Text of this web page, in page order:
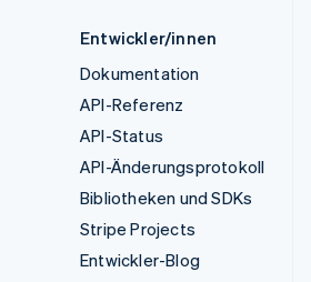
Entwickler/innen
Dokumentation
API-Referenz
API-Status
API-Änderungsprotokoll
Bibliotheken und SDKs
Stripe Projects
Entwickler-Blog